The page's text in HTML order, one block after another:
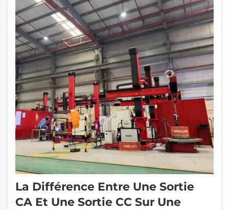
La Différence Entre Une Sortie
CA Et Une Sortie CC Sur Une